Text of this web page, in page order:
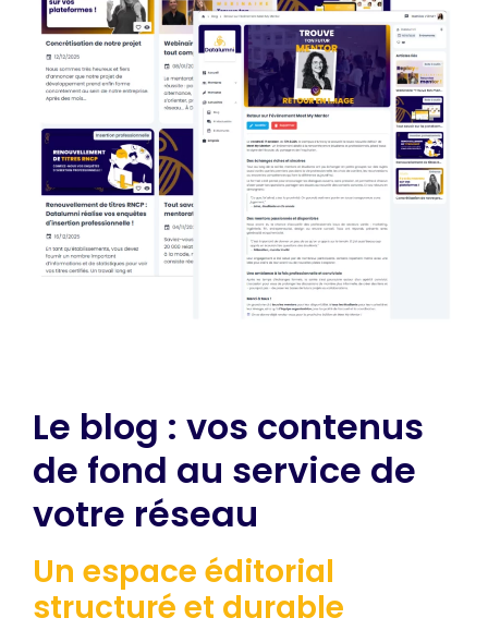
Le blog : vos contenus
de fond au service de
votre réseau
Un espace éditorial
structuré et durable